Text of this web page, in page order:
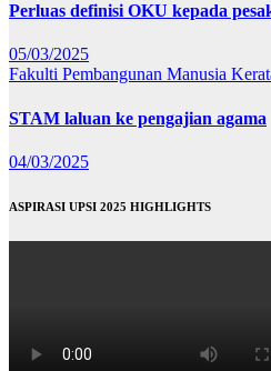
Perluas definisi OKU kepada
05/03/2025
Fakulti Pembangunan Manusia
STAM laluan ke pengajian agama
04/03/2025
ASPIRASI UPSI 2025 HIGHLIGHTS